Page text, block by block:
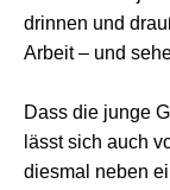
drinnen und
Arbeit – und
Dass die junge
lässt sich auch
diesmal neben